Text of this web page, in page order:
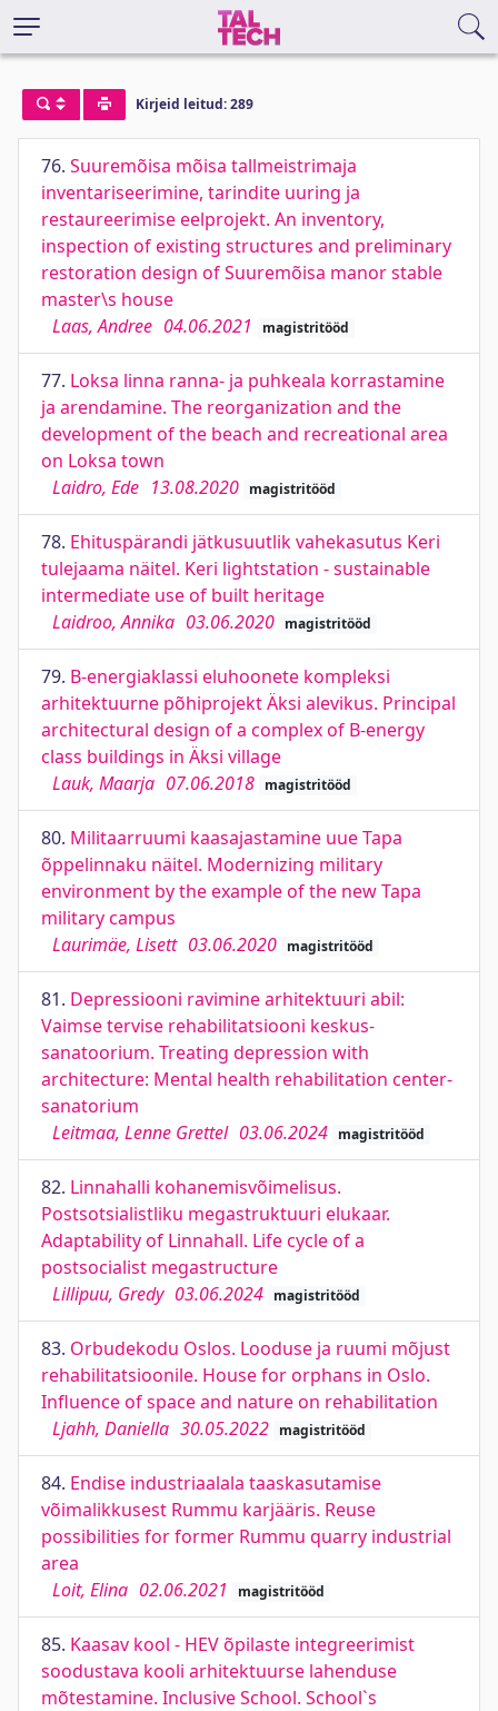
Kirjeid leitud: 289
76. Suuremõisa mõisa tallmeistrimaja
inventariseerimine, tarindite uuring ja
restaureerimise eelprojekt. An inventory,
inspection of existing structures and preliminary
restoration design of Suuremõisa manor stable
master\s house
Laas, Andree 04.06.2021 magistritööd
77. Loksa linna ranna- ja puhkeala korrastamine
ja arendamine. The reorganization and the
development of the beach and recreational area
on Loksa town
Laidro, Ede 13.08.2020 magistritööd
78. Ehituspärandi jätkusuutlik vahekasutus Keri
tulejaama näitel. Keri lightstation - sustainable
intermediate use of built heritage
Laidroo, Annika 03.06.2020 magistritööd
79. B-energiaklassi eluhoonete kompleksi
arhitektuurne põhiprojekt Äksi alevikus. Principal
architectural design of a complex of B-energy
class buildings in Äksi village
Lauk, Maarja 07.06.2018 magistritööd
80. Militaarruumi kaasajastamine uue Tapa
õppelinnaku näitel. Modernizing military
environment by the example of the new Tapa
military campus
Laurimäe, Lisett 03.06.2020 magistritööd
81. Depressiooni ravimine arhitektuuri abil:
Vaimse tervise rehabilitatsiooni keskus-
sanatoorium. Treating depression with
architecture: Mental health rehabilitation center-
sanatorium
Leitmaa, Lenne Grettel 03.06.2024 magistritööd
82. Linnahalli kohanemisvõimelisus.
Postsotsialistliku megastruktuuri elukaar.
Adaptability of Linnahall. Life cycle of a
postsocialist megastructure
Lillipuu, Gredy 03.06.2024 magistritööd
83. Orbudekodu Oslos. Looduse ja ruumi mõjust
rehabilitatsioonile. House for orphans in Oslo.
Influence of space and nature on rehabilitation
Ljahh, Daniella 30.05.2022 magistritööd
84. Endise industriaalala taaskasutamise
võimalikkusest Rummu karjääris. Reuse
possibilities for former Rummu quarry industrial
area
Loit, Elina 02.06.2021 magistritööd
85. Kaasav kool - HEV õpilaste integreerimist
soodustava kooli arhitektuurse lahenduse
mõtestamine. Inclusive School. School`s